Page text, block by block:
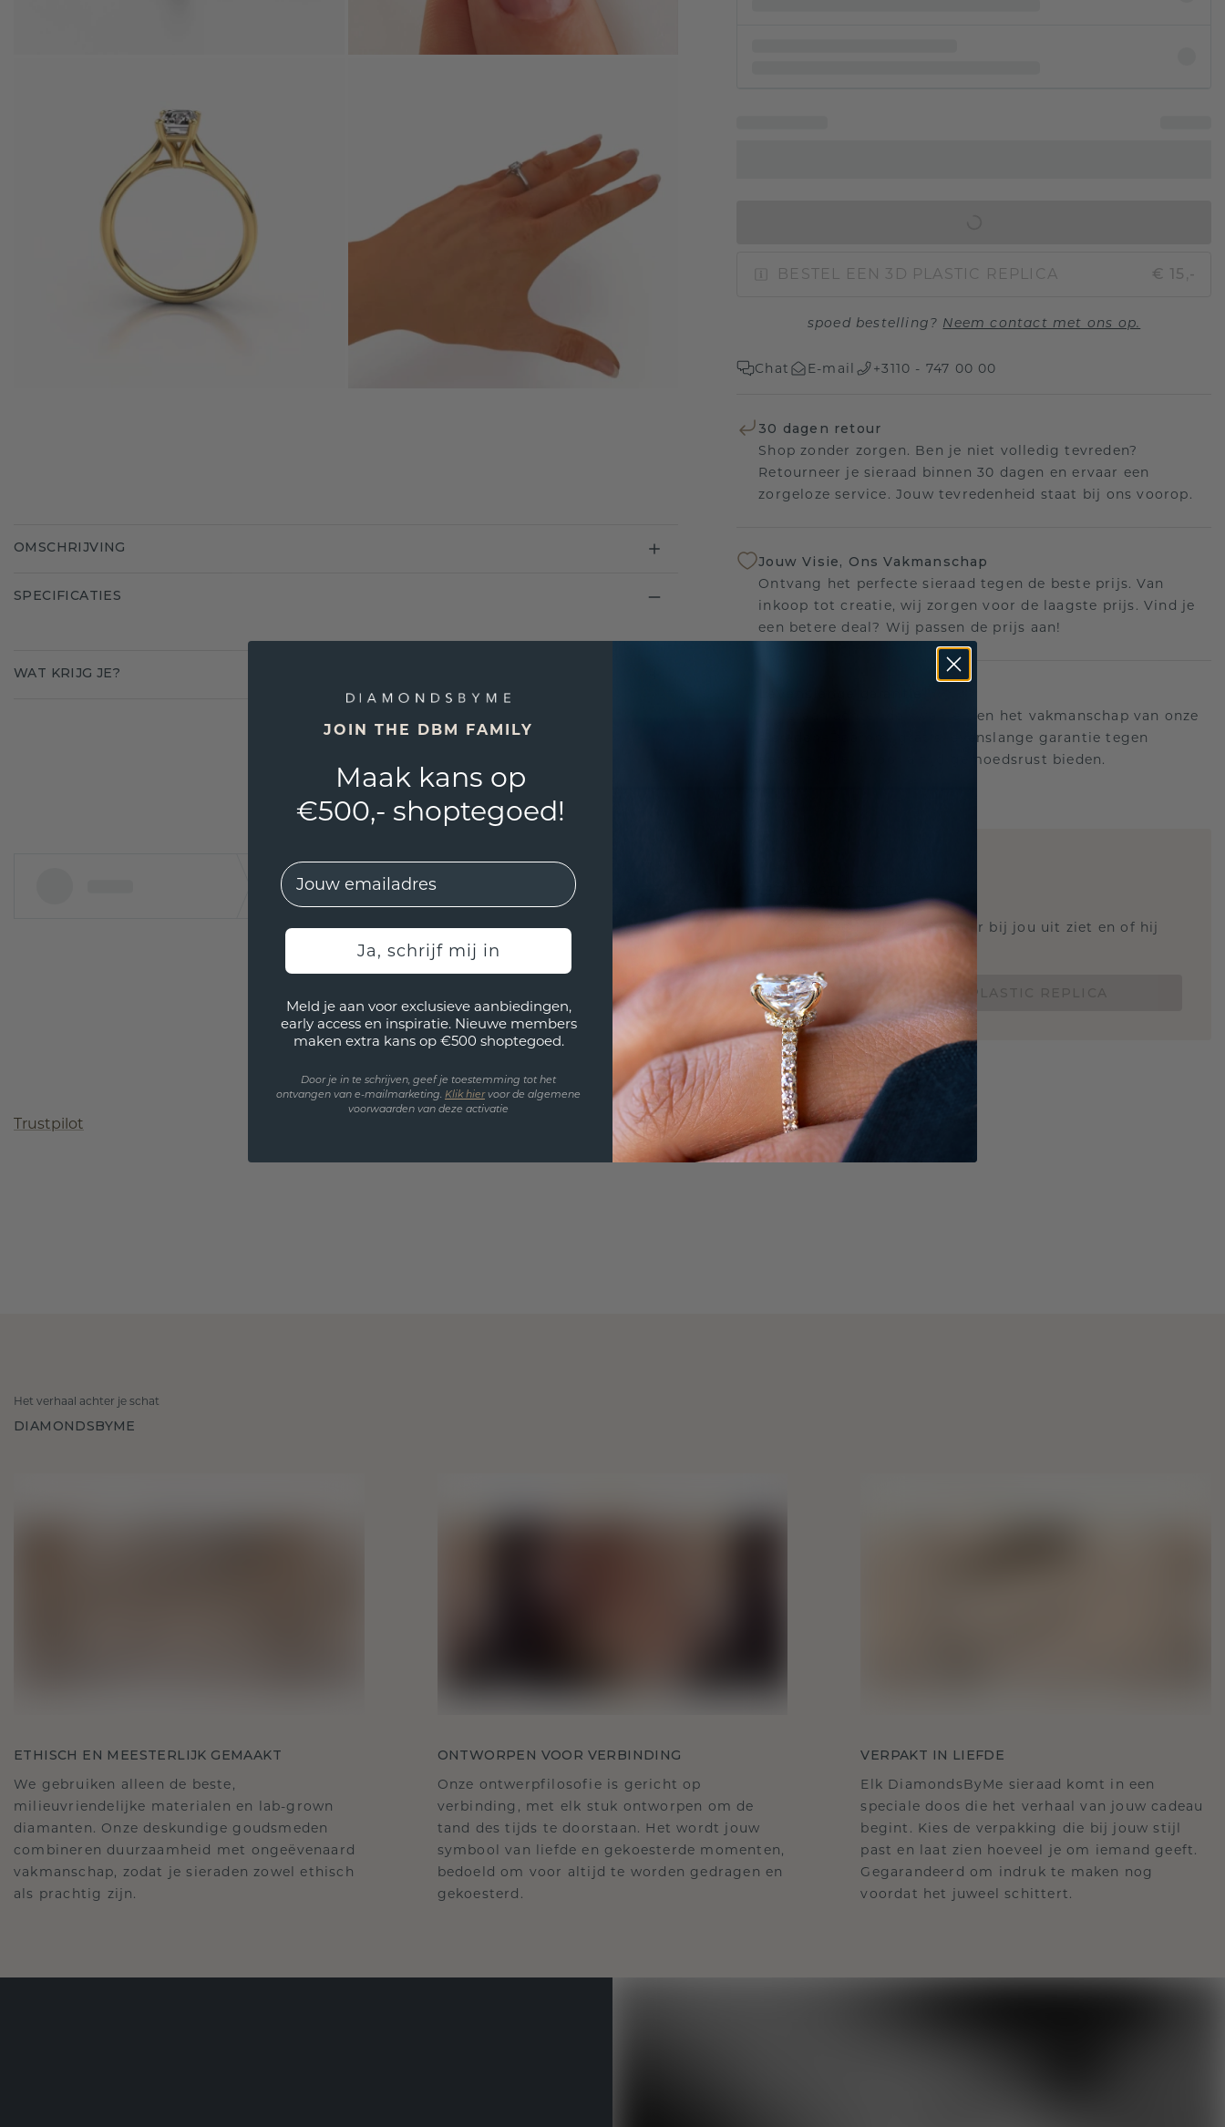
BESTEL EEN 3D PLASTIC REPLICA € 15,-
spoed bestelling? Neem contact met ons op.
Chat E-mail +3110 - 747 00 00
30 dagen retour
Shop zonder zorgen. Ben je niet volledig tevreden?
Retourneer je sieraad binnen 30 dagen en ervaar een
zorgeloze service. Jouw tevredenheid staat bij ons voorop.
Jouw Visie, Ons Vakmanschap
Ontvang het perfecte sieraad tegen de beste prijs. Van
inkoop tot creatie, wij zorgen voor de laagste prijs. Vind je
een betere deal? Wij passen de prijs aan!
Wij staan achter de kwaliteit en het vakmanschap van onze
sieraden. Daarom: gratis levenslange garantie tegen
defecten die u voor altijd gemoedsrust bieden.
Wil jij weten hoe deze ring er bij jou uit ziet en of hij
past? Nu vanaf slechts €15,-
OMSCHRIJVING
SPECIFICATIES
WAT KRIJG JE?
Trustpilot
Het verhaal achter je schat
DIAMONDSBYME
ETHISCH EN MEESTERLIJK GEMAAKT
We gebruiken alleen de beste,
milieuvriendelijke materialen en lab-grown
diamanten. Onze deskundige goudsmeden
combineren duurzaamheid met ongeëvenaard
vakmanschap, zodat je sieraden zowel ethisch
als prachtig zijn.
ONTWORPEN VOOR VERBINDING
Onze ontwerpfilosofie is gericht op
verbinding, met elk stuk ontworpen om de
tand des tijds te doorstaan. Het wordt jouw
symbool van liefde en gekoesterde momenten,
bedoeld om voor altijd te worden gedragen en
gekoesterd.
VERPAKT IN LIEFDE
Elk DiamondsByMe sieraad komt in een
speciale doos die het verhaal van jouw cadeau
begint. Kies de verpakking die bij jouw stijl
past en laat zien hoeveel je om iemand geeft.
Gegarandeerd om indruk te maken nog
voordat het juweel schittert.
JOIN THE DBM FAMILY
Maak kans op
€500,- shoptegoed!
EMail
Ja, schrijf mij in
Meld je aan voor exclusieve aanbiedingen,
early access en inspiratie. Nieuwe members
maken extra kans op €500 shoptegoed.
Door je in te schrijven, geef je toestemming tot het
ontvangen van e-mailmarketing. Klik hiervoor de algemene
voorwaarden van deze activatie